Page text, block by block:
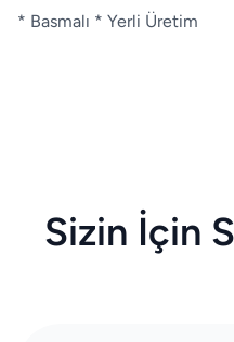
* Basmalı * Yerli Üretim
Sizin İçin